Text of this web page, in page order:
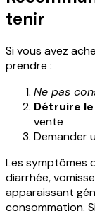
tenir
Si vous avez
prendre :
Ne pas
Détruire
vente
Demander
Les symptômes
diarrhée,
apparaissant
consommation.